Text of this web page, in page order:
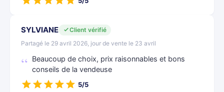
SYLVIANE
Client vérifié
Partagé le 29 avril 2026, jour de vente le 23 avril
Beaucoup de choix, prix raisonnables et bons
conseils de la vendeuse
5/5